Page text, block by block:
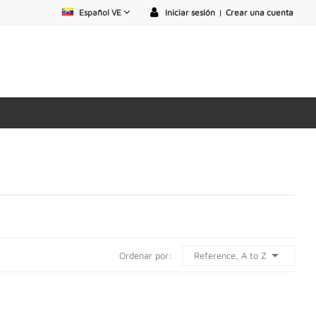
Iniciar sesión | Crear una cuenta
Español VE
Ordenar por: Reference, A to Z 